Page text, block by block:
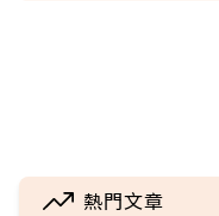
熱門文章